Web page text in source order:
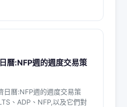
曆:NFP週的週度交易策
日曆:NFP週的週度交易策
、ADP、NFP,以及它們對